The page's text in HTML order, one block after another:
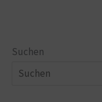
Suchen